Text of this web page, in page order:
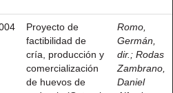
Proyecto de
factibilidad de
cría, producción y
comercialización
de huevos de
Romo,
Germán,
dir. ; Rodas
Zambrano,
Daniel